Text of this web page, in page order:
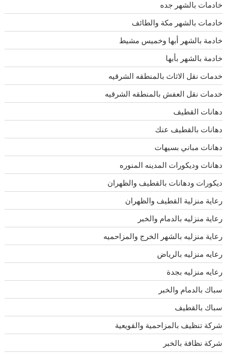
خادمات بالشهر جده
خادمات بالشهر مكة والطائف
خادمة بالشهر أبها وخميس مشيط
خادمة بالشهر بأبها
خدمات نقل الاثاث بالمنطقه الشرقيه
خدمات نقل العفش بالمنطقه الشرقيه
دهانات القطيف
دهانات بالقطيف عنك
دهانات مباني بسيهات
دهانات وديكورات المدينه المنوره
ديكورات ودهانات بالقطيف والظهران
رعاية منزلية القطيف والظهران
رعاية منزليه بالدمام والخبر
رعاية منزليه بالشهر الخرج والمزاحميه
رعايه منزليه بالرياض
رعايه منزليه بجدة
سباك بالدمام والخبر
سباك بالقطيف
شركة تنظيف بالمزاحمية والقويعية
شركة نظافة بالخبر